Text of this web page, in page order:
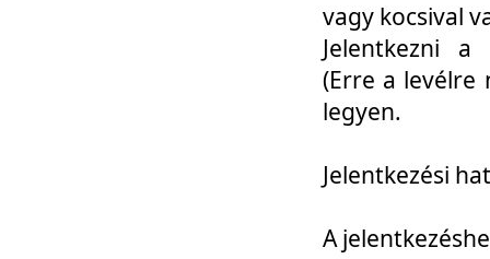
vagy kocsival
Jelentkezni a
(Erre a levélre
legyen.
Jelentkezési
A